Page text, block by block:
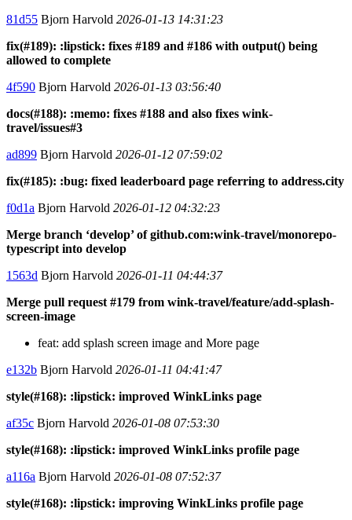
81d55 Bjorn Harvold 2026-01-13 14:31:23
fix(#189): :lipstick: fixes #189 and #186 with output() being
allowed to complete
4f590 Bjorn Harvold 2026-01-13 03:56:40
docs(#188): :memo: fixes #188 and also fixes wink-
travel/issues#3
ad899 Bjorn Harvold 2026-01-12 07:59:02
fix(#185): :bug: fixed leaderboard page referring to address.city
f0d1a Bjorn Harvold 2026-01-12 04:32:23
Merge branch ‘develop’ of github.com:wink-travel/monorepo-
typescript into develop
1563d Bjorn Harvold 2026-01-11 04:44:37
Merge pull request #179 from wink-travel/feature/add-splash-
screen-image
feat: add splash screen image and More page
e132b Bjorn Harvold 2026-01-11 04:41:47
style(#168): :lipstick: improved WinkLinks page
af35c Bjorn Harvold 2026-01-08 07:53:30
style(#168): :lipstick: improved WinkLinks profile page
a116a Bjorn Harvold 2026-01-08 07:52:37
style(#168): :lipstick: improving WinkLinks profile page